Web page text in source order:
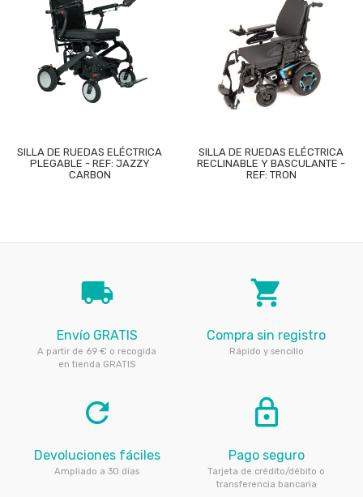
SILLA DE RUEDAS ELÉCTRICA
PLEGABLE - REF: JAZZY
CARBON
SILLA DE RUEDAS ELÉCTRICA
RECLINABLE Y BASCULANTE -
REF: TRON
local_shipping
Envío GRATIS
A partir de 69 € o recogida
en tienda GRATIS
local_grocery_store
Compra sin registro
Rápido y sencillo
refresh
Devoluciones fáciles
Ampliado a 30 días
lock_outline
Pago seguro
Tarjeta de crédito/débito o
transferencia bancaria